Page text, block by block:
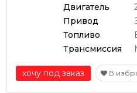
Двигатель
Привод
Топливо
Трансмиссия
хочу под заказ В